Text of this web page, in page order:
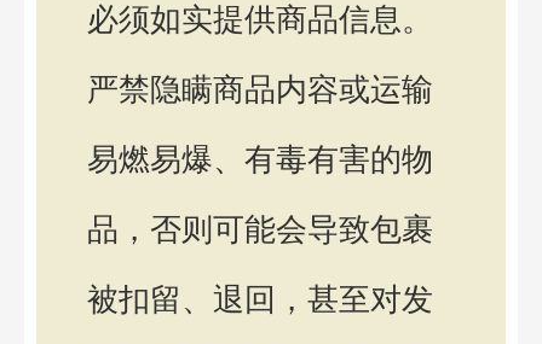
必须如实提供商品信息。
严禁隐瞒商品内容或运输
易燃易爆、有毒有害的物
品，否则可能会导致包裹
被扣留、退回，甚至对发